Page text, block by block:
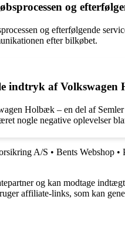
og
og efterfølgende
efter bilkøbet.
indtryk af
Holbæk – en del af
nogle negative oplevelser
A/S • Bents Webshop •
og kan modtage
affiliate-links, som kan